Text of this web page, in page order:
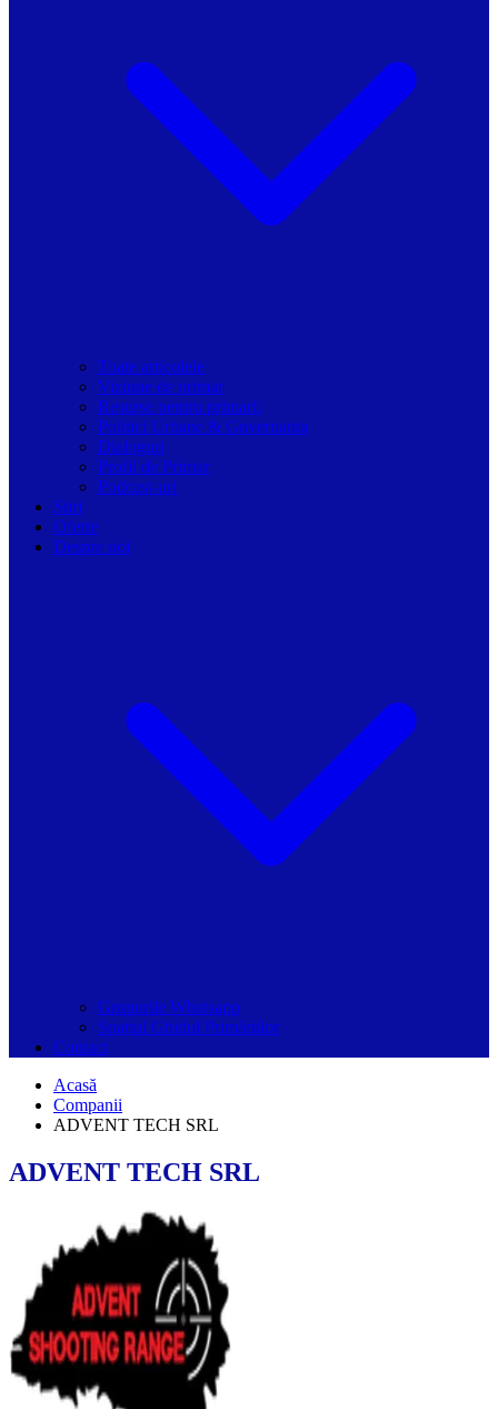
Toate articolele
Viziune de primar
Resurse pentru primarii
Politici Urbane & Guvernanta
Dialoguri
Profil de Primar
Podcast-uri
Stiri
Oferte
Despre noi
Grupurile Whatsapp
Spațiul Ghidul Primăriilor
Contact
Acasă
Companii
ADVENT TECH SRL
ADVENT TECH SRL